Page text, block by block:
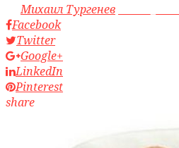
byМихаил Тургенев
Facebook
Twitter
Google+
LinkedIn
Pinterest
share